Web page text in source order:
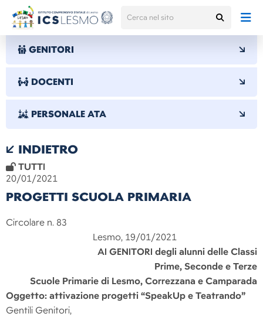
GENITORI
DOCENTI
PERSONALE ATA
INDIETRO
TUTTI
20/01/2021
PROGETTI SCUOLA PRIMARIA
Circolare n. 83
Lesmo, 19/01/2021
AI GENITORI degli alunni delle Classi
Prime, Seconde e Terze
Scuole Primarie di Lesmo, Correzzana e Camparada
Oggetto: attivazione progetti “SpeakUp e Teatrando”
Gentili Genitori,